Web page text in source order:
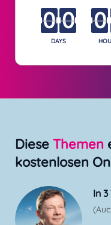
DAYS
0
0
0 0
0
0 0
0
0
Diese Themen
kostenlosen
In